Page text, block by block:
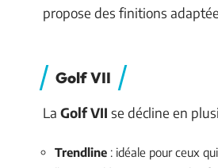
propose des finitions
Golf VII
La Golf VII se décline en
Trendline : idéale pour ceux